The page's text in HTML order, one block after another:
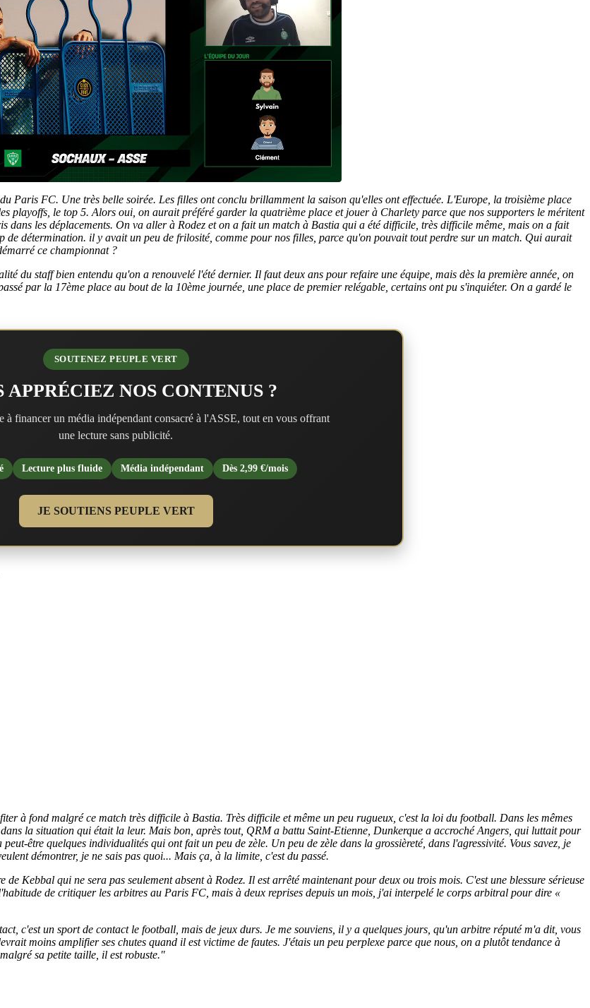
Paris FC. Une très belle soirée. Les filles ont conclu brillamment la saison qu'elles ont effectuée. L'Europe, la troisième place
playoffs, le top 5. Alors oui, on aurait préféré garder la quatrième place et jouer à Charlety parce que nos supporters le méritent
dans les déplacements. On va aller à Rodez et on a fait un match à Bastia qui a été difficile, très difficile même, mais on a fait
de détermination. il y avait un peu de frilosité, comme pour nos filles, parce qu'on pouvait tout perdre sur un match. Qui aurait
ce championnat ?
du staff bien entendu qu'on a renouvelé l'été dernier. Il faut deux ans pour refaire une équipe, mais dès la première année, on
par la 17ème place au bout de la 10ème journée, une place de premier relégable, certains ont pu s'inquiéter. On a gardé le
SOUTENEZ PEUPLE VERT
APPRÉCIEZ NOS CONTENUS ?
à financer un média indépendant consacré à l'ASSE, tout en vous offrant
une lecture sans publicité.
Lecture plus fluide Média indépendant Dès 2,99 €/mois
JE SOUTIENS PEUPLE VERT
à fond malgré ce match très difficile à Bastia. Très difficile et même un peu rugueux, c'est la loi du football. Dans les mêmes
la situation qui était la leur. Mais bon, après tout, QRM a battu Saint-Etienne, Dunkerque a accroché Angers, qui luttait pour
être quelques individualités qui ont fait un peu de zèle. Un peu de zèle dans la grossièreté, dans l'agressivité. Vous savez, je
démontrer, je ne sais pas quoi... Mais ça, à la limite, c'est du passé.
Kebbal qui ne sera pas seulement absent à Rodez. Il est arrêté maintenant pour deux ou trois mois. C'est une blessure sérieuse
de critiquer les arbitres au Paris FC, mais à deux reprises depuis un mois, j'ai interpelé le corps arbitral pour dire «
c'est un sport de contact le football, mais de jeux durs. Je me souviens, il y a quelques jours, qu'un arbitre réputé m'a dit, vous
moins amplifier ses chutes quand il est victime de fautes. J'étais un peu perplexe parce que nous, on a plutôt tendance à
sa petite taille, il est robuste."